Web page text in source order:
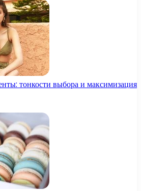
тонкости выбора и максимизация